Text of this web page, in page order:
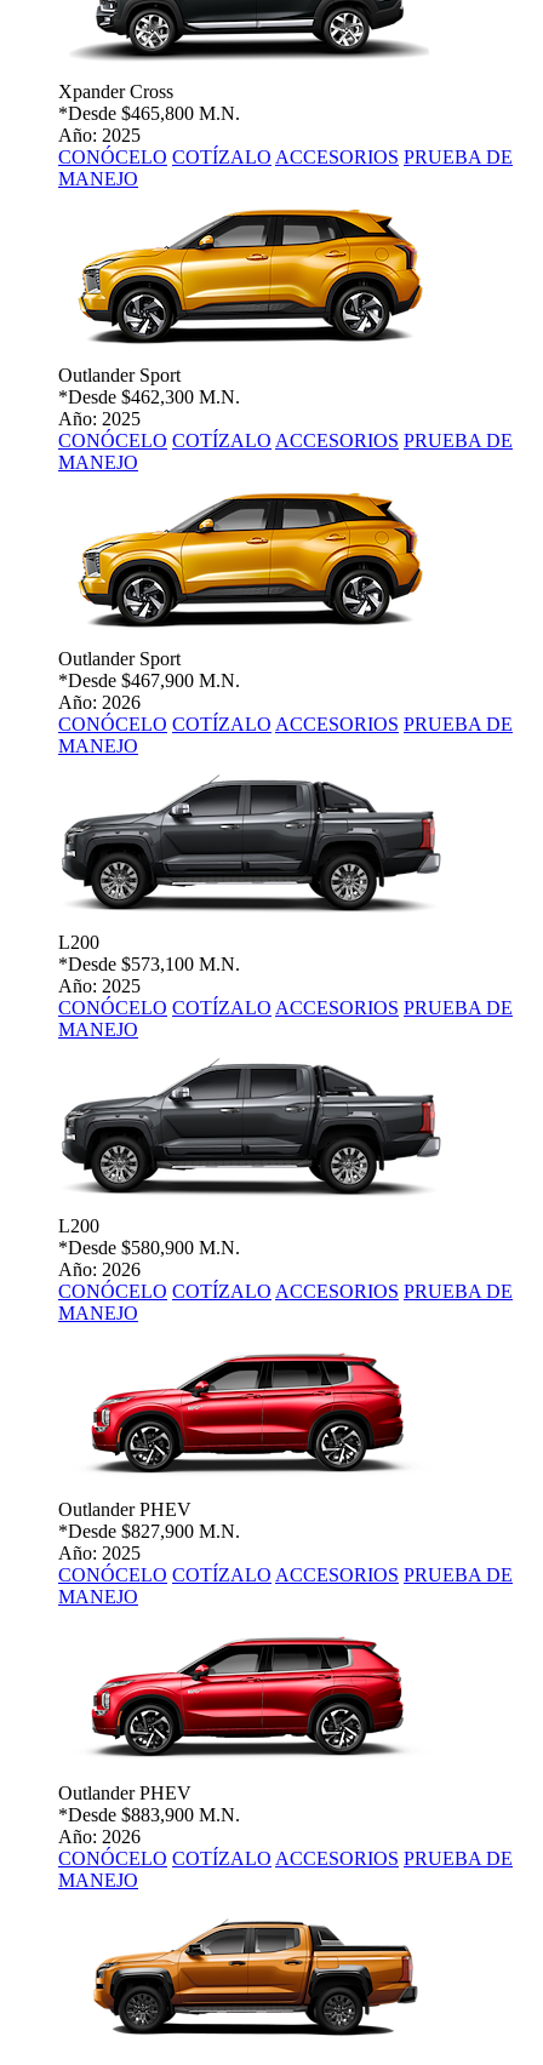
Xpander Cross
*Desde $465,800 M.N.
Año: 2025
CONÓCELO COTÍZALO ACCESORIOS PRUEBA DE
MANEJO
Outlander Sport
*Desde $462,300 M.N.
Año: 2025
CONÓCELO COTÍZALO ACCESORIOS PRUEBA DE
MANEJO
Outlander Sport
*Desde $467,900 M.N.
Año: 2026
CONÓCELO COTÍZALO ACCESORIOS PRUEBA DE
MANEJO
L200
*Desde $573,100 M.N.
Año: 2025
CONÓCELO COTÍZALO ACCESORIOS PRUEBA DE
MANEJO
L200
*Desde $580,900 M.N.
Año: 2026
CONÓCELO COTÍZALO ACCESORIOS PRUEBA DE
MANEJO
Outlander PHEV
*Desde $827,900 M.N.
Año: 2025
CONÓCELO COTÍZALO ACCESORIOS PRUEBA DE
MANEJO
Outlander PHEV
*Desde $883,900 M.N.
Año: 2026
CONÓCELO COTÍZALO ACCESORIOS PRUEBA DE
MANEJO